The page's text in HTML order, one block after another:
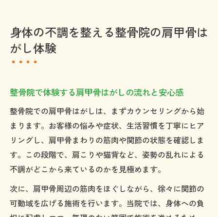
身体の不調を整える整骨院の肩甲骨は
がし体験
整骨院で体験する肩甲骨はがしの流れと安心感
整骨院での肩甲骨はがしは、まずカウンセリングから始
まります。お客様の悩みや症状、生活習慣を丁寧にヒア
リングし、肩甲骨まわりの筋肉や関節の状態を確認しま
す。この段階で、肩こりや猫背など、姿勢の乱れによる
不調がどこから来ているのかを見極めます。
次に、肩甲骨周辺の筋肉をほぐしながら、徐々に関節の
可動域を広げる施術を行います。当院では、身体への負